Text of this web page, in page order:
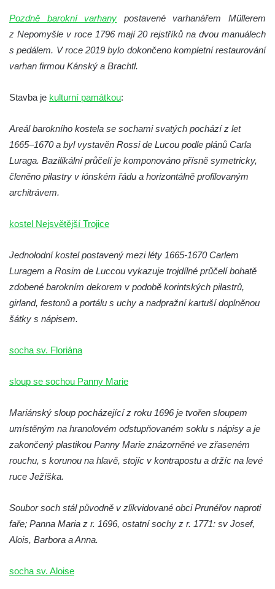
Kostel svatého Havla na hřbitově v
Hrobčicích
Kaple svatého Vavřince v Mirošovicích
Márnice na hřbitově v Račicích
Kaple Nejsvětější Trojice v centru Liběšic
Výklenková kaple na rozcestí na jižním
okraji Liběšic
Kostel svaté Kateřiny v Chouči
Kostel svatého Augustina v Lužici
Kostel svatého Martina v Kozlech
Márnice na hřbitově v Kozlech
Vesnický kostel v Reinhardtsdorfu
Kaple v Oparnu
Crostau
Svitavě
Kostel Nejsvětější Trojice ve Velenicích
Kostel svatého Vavřince v Okounově
Kostel svatých Petra a Pavla v Semilech
Kostel Nanebevzetí Panny Marie (St. Mariä
svatého Michaela Archanděla v Bochově
Pozdně barokní varhany postavené varhanářem Müllerem
z Nepomyšle v roce 1796 mají 20 rejstříků na dvou manuálech
s pedálem. V roce 2019 bylo dokončeno kompletní restaurování
varhan firmou Kánský a Brachtl.
Stavba je kulturní památkou:
Areál barokního kostela se sochami svatých pochází z let
1665–1670 a byl vystavěn Rossi de Lucou podle plánů Carla
Luraga. Bazilikální průčelí je komponováno přísně symetricky,
členěno pilastry v iónském řádu a horizontálně profilovaným
architrávem.
kostel Nejsvětější Trojice
Jednolodní kostel postavený mezi léty 1665-1670 Carlem
Luragem a Rosim de Luccou vykazuje trojdílné průčelí bohatě
zdobené barokním dekorem v podobě korintských pilastrů,
girland, festonů a portálu s uchy a nadpražní kartuší doplněnou
šátky s nápisem.
socha sv. Floriána
sloup se sochou Panny Marie
Mariánský sloup pocházející z roku 1696 je tvořen sloupem
umístěným na hranolovém odstupňovaném soklu s nápisy a je
zakončený plastikou Panny Marie znázorněné ve zřaseném
rouchu, s korunou na hlavě, stojíc v kontrapostu a držíc na levé
ruce Ježíška.
Soubor soch stál původně v zlikvidované obci Prunéřov naproti
faře; Panna Maria z r. 1696, ostatní sochy z r. 1771: sv Josef,
Alois, Barbora a Anna.
socha sv. Aloise